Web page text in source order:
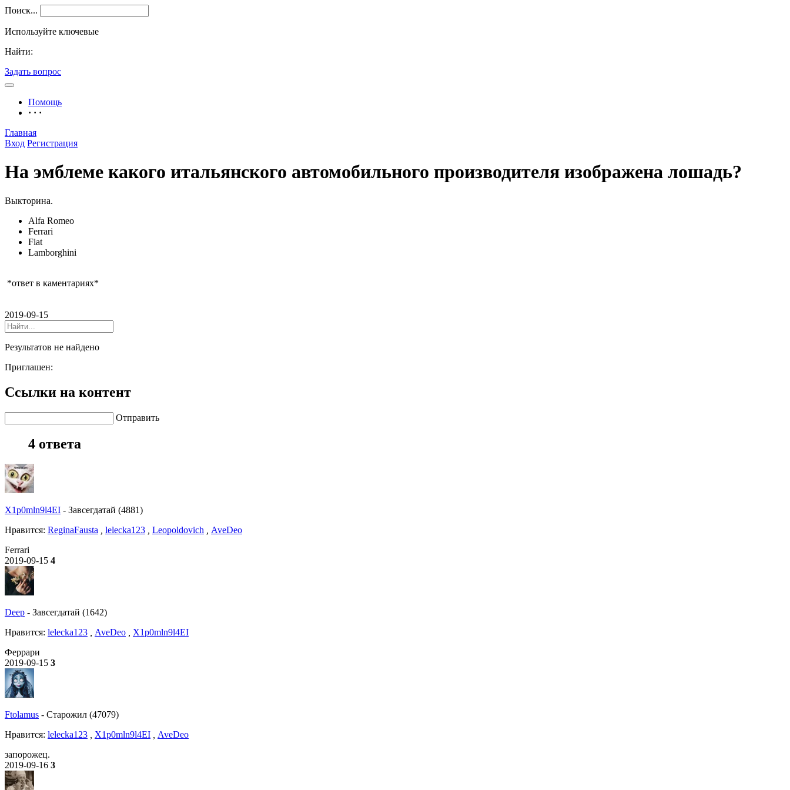
Поиск...
Используйте ключевые
Найти:
Задать вопрос
Помощь
· · ·
Главная
Вход Регистрация
На эмблеме какого итальянского автомобильного производителя изображена лошадь?
Выкторина.
Alfa Romeo
Ferrari
Fiat
Lamborghini
*ответ в каментариях*
2019-09-15
Результатов не найдено
Приглашен:
Ссылки на контент
Отправить
4 ответа
X1p0mln9l4EI - Завсегдатай (4881)
Нравитcя: ReginaFausta lelecka123 Leopoldovich
AveDeo
Ferrari
2019-09-15 4
Deep - Завсегдатай (1642)
Нравитcя: lelecka123 AveDeo
X1p0mln9l4EI
Феррари
2019-09-15 3
Ftolamus - Старожил (47079)
Нравитcя: lelecka123 X1p0mln9l4EI
AveDeo
запорожец.
2019-09-16 3